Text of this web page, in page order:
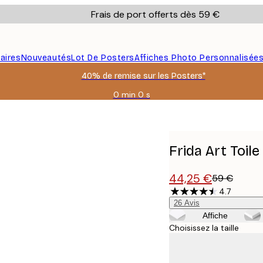
Frais de port offerts dès 59 €
NouveautésLot De PostersAffiches Photo
40% de remise sur les Posters*
0 min 0 s
Valable
Frida Art Toile
44,25 €59 €
4.7
26 Avis
Affiche
Choisissez la taille